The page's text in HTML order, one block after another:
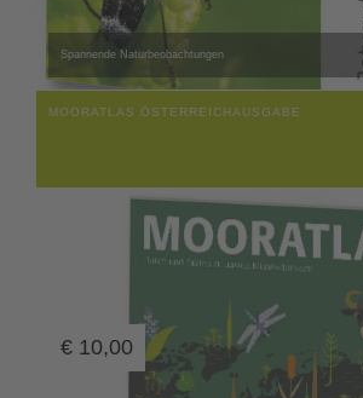
Spannende Naturbeobachtungen
MOORATLAS ÖSTERREICHAUSGABE
€ 10,00